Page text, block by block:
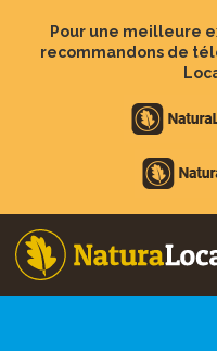
contenu
Pour une meilleure
recommandons de